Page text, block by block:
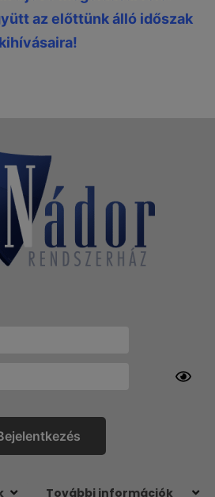
az előttünk álló időszak
kihívásaira!
További információk